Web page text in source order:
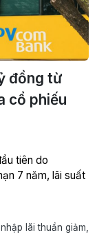
đồng từ
cổ phiếu
tiên do
7 năm, lãi suất
lãi thuần giảm,